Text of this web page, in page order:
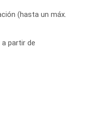
(hasta un máx.
partir de